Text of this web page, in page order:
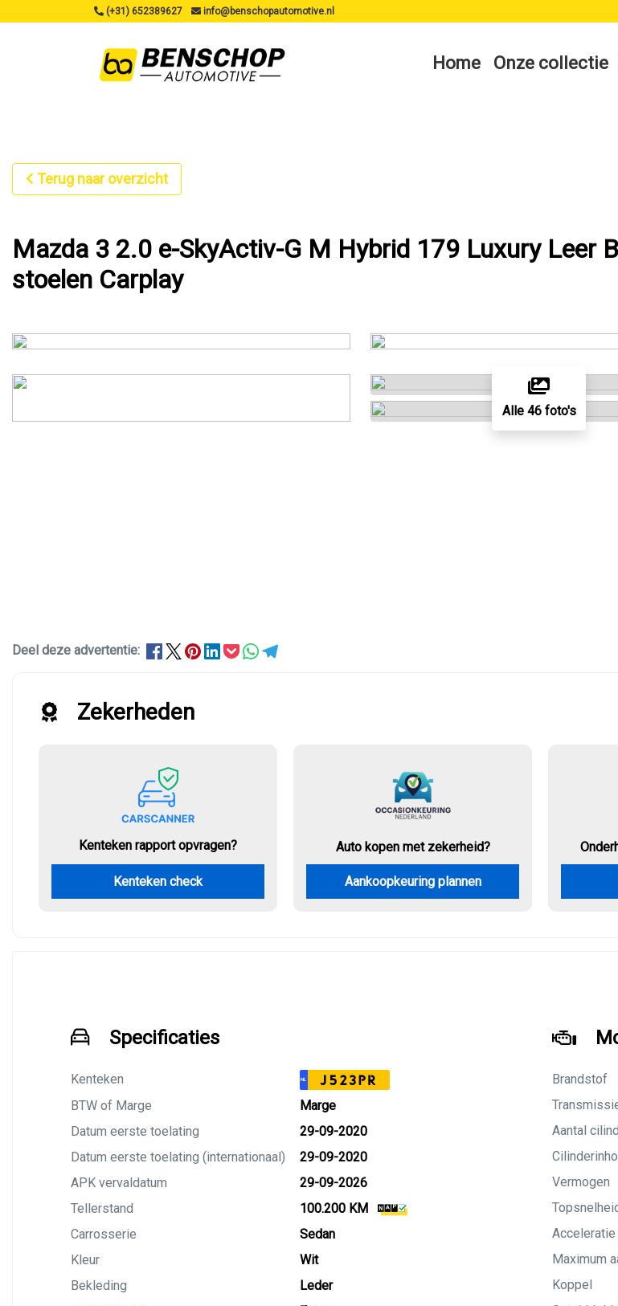
(+31) 652389627 info@benschopautomotive.nl
Home Onze collectie
Terug naar overzicht
Mazda 3 2.0 e-SkyActiv-G M Hybrid 179 Luxury Leer
stoelen Carplay
Alle 46 foto's
Deel deze advertentie:
Zekerheden
Kenteken rapport opvragen?
Kenteken check
Auto kopen met zekerheid?
Aankoopkeuring plannen
Specificaties
Kenteken NL J523PR
BTW of Marge
Marge
Datum eerste toelating
29-09-2020
Datum eerste toelating (internationaal)
29-09-2020
APK vervaldatum
29-09-2026
Tellerstand
100.200 KM
Carrosserie
Sedan
Kleur
Wit
Bekleding
Leder
Brandstof
Aantal
Vermogen
Maximum
Koppel